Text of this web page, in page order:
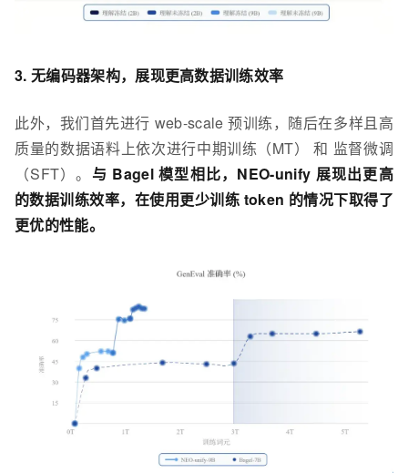
3. 无编码器架构，展现更高数据训练效率
此外，我们首先进行 web-scale 预训练，随后在多样且高
质量的数据语料上依次进行中期训练（MT） 和 监督微调
（SFT）。 与 Bagel 模型相比，NEO-unify 展现出更高
的数据训练效率，在使用更少训练 token 的情况下取得了
更优的性能。